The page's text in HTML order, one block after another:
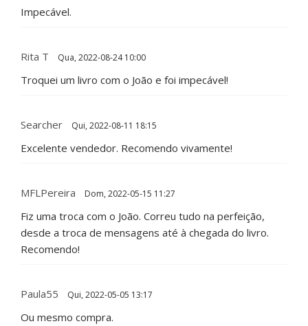
Impecável.
Rita T Qua, 2022-08-24 10:00
Troquei um livro com o João e foi impecável!
Searcher Qui, 2022-08-11 18:15
Excelente vendedor. Recomendo vivamente!
MFLPereira Dom, 2022-05-15 11:27
Fiz uma troca com o João. Correu tudo na perfeição,
desde a troca de mensagens até à chegada do livro.
Recomendo!
Paula55 Qui, 2022-05-05 13:17
Ou mesmo compra.